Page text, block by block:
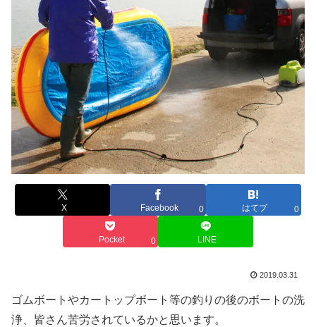
X Facebook 0 はてブ 0
Pocket 0 LINE
2019.03.31
ゴムボートやカートップボート等の釣りの後のボートの洗
浄、皆さん苦労されているかと思います。